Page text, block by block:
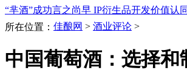
“芈酒”成功言之尚早 IP衍生品开发价值认
场洗牌 公关危机!老村长事件的启示!
门”事件重创保健酒行业 未来保健酒将更
所在位置： 佳酿网 > 酒业评论 >
中国葡萄酒：选择